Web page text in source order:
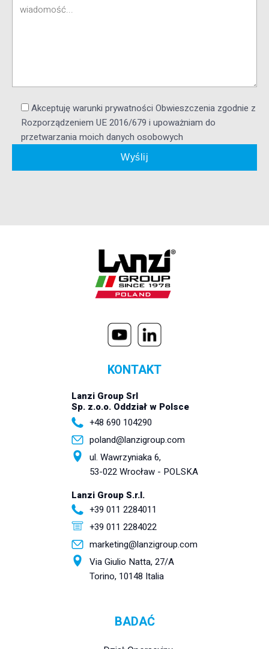
Akceptuję warunki prywatności Obwieszczenia zgodnie z
Rozporządzeniem UE 2016/679 i upoważniam do
przetwarzania moich danych osobowych
KONTAKT
Lanzi Group Srl
Sp. z.o.o. Oddział w Polsce
+48 690 104290
poland@lanzigroup.com
ul. Wawrzyniaka 6,
53-022 Wrocław - POLSKA
Lanzi Group S.r.l.
+39 011 2284011
+39 011 2284022
marketing@lanzigroup.com
Via Giulio Natta, 27/A
Torino, 10148 Italia
BADAĆ